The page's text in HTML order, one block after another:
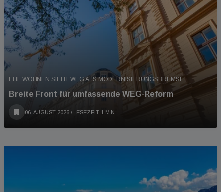
EHL WOHNEN SIEHT WEG ALS MODERNISIERUNGSBREMSE
Breite Front für umfassende WEG-Reform
06. AUGUST 2026 / LESEZEIT 1 MIN